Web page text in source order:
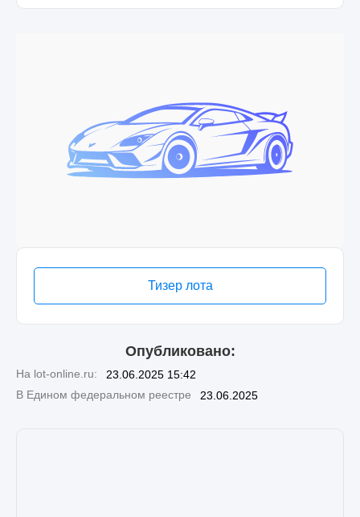
Тизер лота
Опубликовано:
На lot-online.ru:
23.06.2025 15:42
В Едином федеральном реестре
23.06.2025